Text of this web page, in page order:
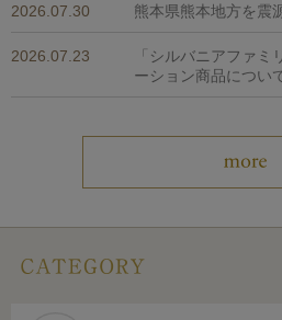
2026.07.30 熊本県熊本地方を震
2026.07.23
「シルバニアファ
ーション商品につい